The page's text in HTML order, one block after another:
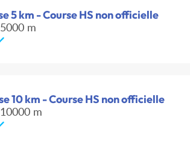
5 km - Course HS non officielle
m
10 km - Course HS non officielle
m